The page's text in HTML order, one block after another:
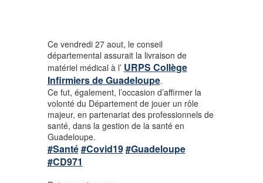
Ce vendredi 27 aout, le conseil
départemental assurait la livraison de
matériel médical à l’ URPS Collège
Infirmiers de Guadeloupe.
Ce fut, également, l’occasion d’affirmer la
volonté du Département de jouer un rôle
majeur, en partenariat des professionnels de
santé, dans la gestion de la santé en
Guadeloupe.
#Santé#Covid19#Guadeloupe
#CD971